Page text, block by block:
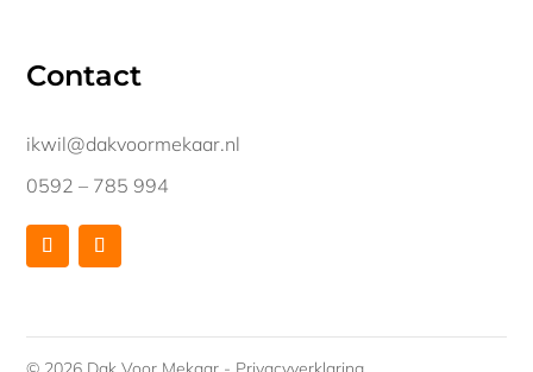
Contact
ikwil@dakvoormekaar.nl
0592 – 785 994